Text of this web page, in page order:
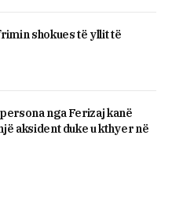
shokues të yllit të
nga Ferizaj kanë
aksident duke u kthyer në